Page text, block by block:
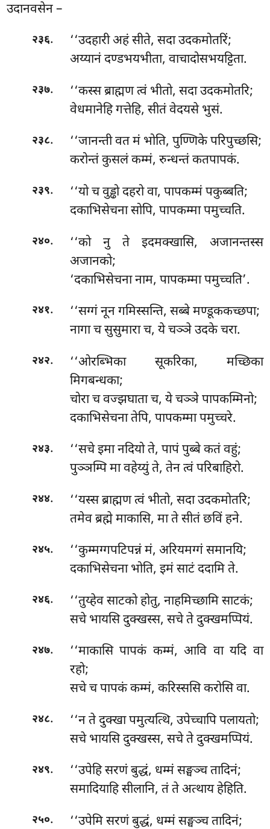
उदानवसेन –
२३६.
‘‘उदहारी अहं सीते, सदा उदकमोतरिं;
अय्यानं दण्डभयभीता, वाचादोसभयट्टिता.
२३७.
‘‘कस्स ब्राह्मण त्वं भीतो, सदा उदकमोतरि;
वेधमानेहि गत्तेहि, सीतं वेदयसे भुसं.
२३८.
‘‘जानन्ती वत मं भोति, पुण्णिके परिपुच्छसि;
करोन्तं कुसलं कम्मं, रुन्धन्तं कतपापकं.
२३९. ‘‘योच वुड्ढो दहरो वा, पापकम्मं पकुब्बति;
दकाभिसेचना सोपि, पापकम्मा पमुच्चति.
२४०. ‘‘को नु ते इदमक्खासि, अजानन्तस्स
अजानको;
‘दकाभिसेचना नाम, पापकम्मा पमुच्चति’.
२४१.
‘‘सग्गं नून गमिस्सन्ति, सब्बे मण्डूककच्छपा;
नागा च सुसुमारा च, ये चञ्ञे उदके चरा.
२४२.
‘‘ओरब्भिका सूकरिका, मच्छिका
मिगबन्धका;
चोरा च वज्झघाता च, ये चञ्ञे पापकम्मिनो;
दकाभिसेचना तेपि, पापकम्मा पमुच्चरे.
२४३.
‘‘सचे इमा नदियो ते, पापं पुब्बे कतं वहुं;
पुञ्ञम्पि मा वहेय्युं ते, तेन त्वं परिबाहिरो.
२४४.
‘‘यस्स ब्राह्मण त्वं भीतो, सदा उदकमोतरि;
तमेव ब्रह्मे माकासि, मा ते सीतं छविं हने.
२४५.
‘‘कुम्मग्गपटिपन्नं मं, अरियमग्गं समानयि;
दकाभिसेचना भोति, इमं साटं ददामि ते.
२४६. ‘‘तुय्हेवसाटको होतु, नाहमिच्छामि साटकं;
सचे भायसि दुक्खस्स, सचे ते दुक्खमप्पियं.
२४७.
‘‘माकासि पापकं कम्मं, आवि वा यदि वा
रहो;
सचे च पापकं कम्मं, करिस्ससि करोसि वा.
२४८.
‘‘न ते दुक्खा पमुत्यत्थि, उपेच्चापि पलायतो;
सचे भायसि दुक्खस्स, सचे ते दुक्खमप्पियं.
२४९.
‘‘उपेहि सरणं बुद्धं, धम्मं सङ्घञ्च तादिनं;
समादियाहि सीलानि, तं ते अत्थाय हेहिति.
२५०. ‘‘उपेमिसरणं बुद्धं, धम्मं सङ्घञ्च तादिनं;